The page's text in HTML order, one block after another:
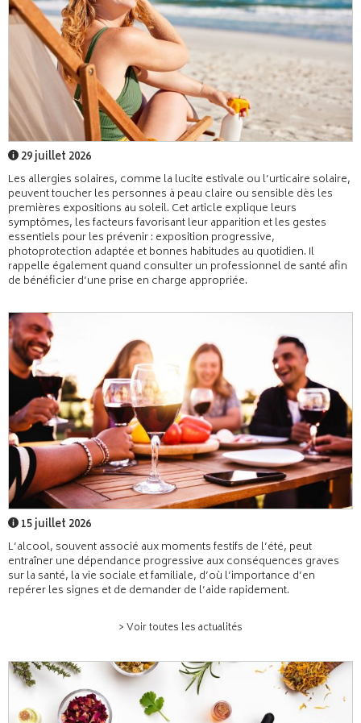
29 juillet 2026
Les allergies solaires, comme la lucite estivale ou l’urticaire solaire,
peuvent toucher les personnes à peau claire ou sensible dès les
premières expositions au soleil. Cet article explique leurs
symptômes, les facteurs favorisant leur apparition et les gestes
essentiels pour les prévenir : exposition progressive,
photoprotection adaptée et bonnes habitudes au quotidien. Il
rappelle également quand consulter un professionnel de santé afin
de bénéficier d’une prise en charge appropriée.
15 juillet 2026
L’alcool, souvent associé aux moments festifs de l’été, peut
entraîner une dépendance progressive aux conséquences graves
sur la santé, la vie sociale et familiale, d’où l’importance d’en
repérer les signes et de demander de l’aide rapidement.
> Voir toutes les actualités